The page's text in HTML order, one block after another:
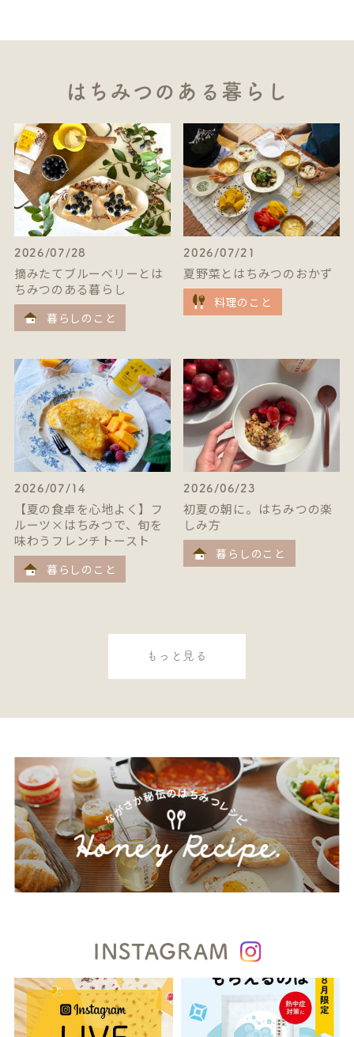
はちみつのある暮らし
2026/07/28
摘みたてブルーベリーとは
ちみつのある暮らし
暮らしのこと
2026/07/21
夏野菜とはちみつのおかず
料理のこと
2026/07/14
【夏の食卓を心地よく】フ
ルーツ×はちみつで、旬を
味わうフレンチトースト
暮らしのこと
2026/06/23
初夏の朝に。はちみつの楽
しみ方
暮らしのこと
もっと見る
INSTAGRAM